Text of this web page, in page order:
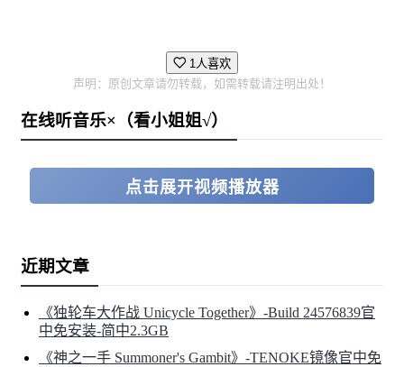
1人喜欢
声明：原创文章请勿转载，如需转载请注明出处！
在线听音乐×（看小姐姐√）
点击展开视频播放器
近期文章
《独轮车大作战 Unicycle Together》-Build 24576839官
中免安装-简中2.3GB
《神之一手 Summoner's Gambit》-TENOKE镜像官中免